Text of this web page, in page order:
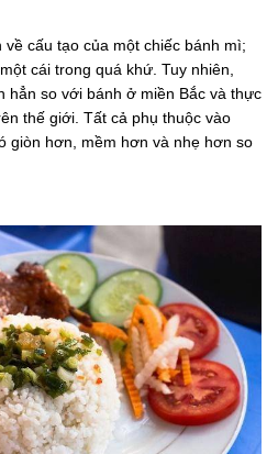
cấu tạo của một chiếc bánh mì;
cái trong quá khứ. Tuy nhiên,
hẳn so với bánh ở miền Bắc và thực
thế giới. Tất cả phụ thuộc vào
giòn hơn, mềm hơn và nhẹ hơn so